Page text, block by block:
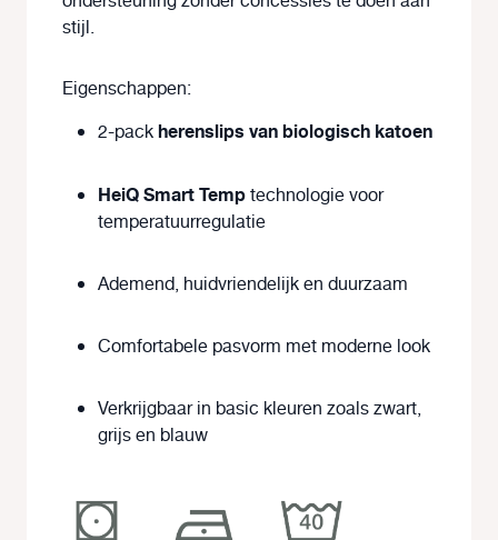
stijl.
Eigenschappen:
2-packherenslips van biologisch katoen
HeiQ Smart Temptechnologie voor
temperatuurregulatie
Ademend, huidvriendelijk en duurzaam
Comfortabele pasvorm met moderne look
Verkrijgbaar in basic kleuren zoals zwart,
grijs en blauw